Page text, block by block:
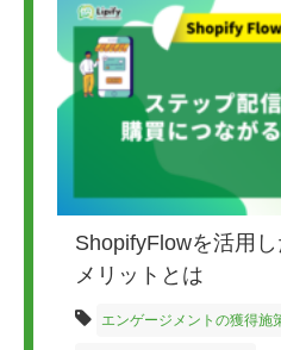
ShopifyFlowを活用
メリットとは
エンゲージメントの獲得施